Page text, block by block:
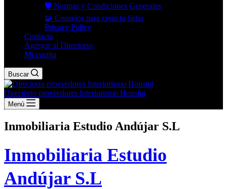
🛡️ Normas y Condiciones Generales
🧩 Consejos para crear tu ficha
Privacy Policy
Contacto
Agregar al Directorio
Mi cuenta
Buscar
Directorio proveedores Interiorismo Housint
Menú
Inmobiliaria Estudio Andújar S.L
Inmobiliaria Estudio
Andújar S.L